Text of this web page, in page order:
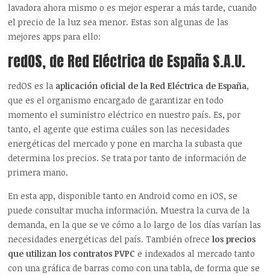
lavadora ahora mismo o es mejor esperar a más tarde, cuando
el precio de la luz sea menor. Estas son algunas de las
mejores apps para ello:
redOS, de Red Eléctrica de España S.A.U.
redOS es la aplicación oficial de la Red Eléctrica de España,
que es el organismo encargado de garantizar en todo
momento el suministro eléctrico en nuestro país. Es, por
tanto, el agente que estima cuáles son las necesidades
energéticas del mercado y pone en marcha la subasta que
determina los precios. Se trata por tanto de información de
primera mano.
En esta app, disponible tanto en Android como en iOS, se
puede consultar mucha información. Muestra la curva de la
demanda, en la que se ve cómo a lo largo de los días varían las
necesidades energéticas del país. También ofrecelos precios
que utilizan los contratos PVPC e indexados al mercado tanto
con una gráfica de barras como con una tabla, de forma que se